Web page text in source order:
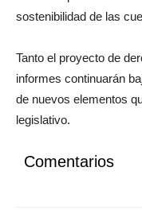
sostenibilidad de las
Tanto el proyecto de
informes continuarán
de nuevos elementos
legislativo.
Comentarios